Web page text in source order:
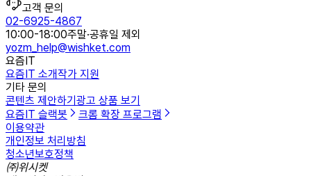
고객 문의
02-6925-4867
10:00-18:00주말·공휴일 제외
yozm_help@wishket.com
요즘IT
요즘IT 소개작가 지원
기타 문의
콘텐츠 제안하기광고 상품 보기
요즘IT 슬랙봇
크롬 확장 프로그램
이용약관
개인정보 처리방침
청소년보호정책
㈜위시켓